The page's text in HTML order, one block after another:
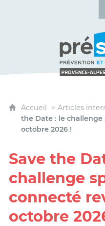
Accueil Articles
the Date : le
octobre 2026 !
Save the
challenge
connecté
octobre